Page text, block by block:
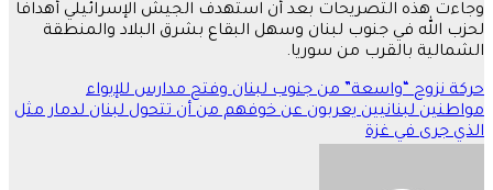
وجاءت هذه التصريحات بعد أن استهدف الجيش الإسرائيلي أهدافا
لحزب الله في جنوب لبنان وسهل البقاع بشرق البلاد والمنطقة
الشمالية بالقرب من سوريا.
تصفّح
المقالات
حركة نزوح “واسعة” من جنوب لبنان وفتح مدارس للإيواء
مواطنين لبنانيين يعربون عن خوفهم من أن تتحول لبنان لدمار مثل
الذي جرى في غزة